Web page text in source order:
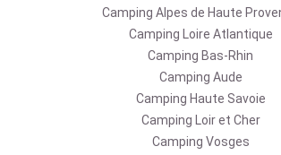
Camping Alpes de Haute
Camping Loire Atlantique
Camping Bas-Rhin
Camping Aude
Camping Haute Savoie
Camping Loir et Cher
Camping Vosges